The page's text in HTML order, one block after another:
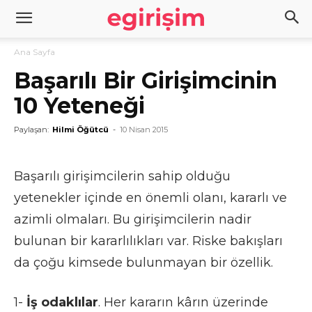
Ana Sayfa
Başarılı Bir Girişimcinin
10 Yeteneği
Paylaşan: Hilmi Öğütcü - 10 Nisan 2015
Başarılı girişimcilerin sahip olduğu
yetenekler içinde en önemli olanı, kararlı ve
azimli olmaları. Bu girişimcilerin nadir
bulunan bir kararlılıkları var. Riske bakışları
da çoğu kimsede bulunmayan bir özellik.
1- İş odaklılar. Her kararın kârın üzerinde